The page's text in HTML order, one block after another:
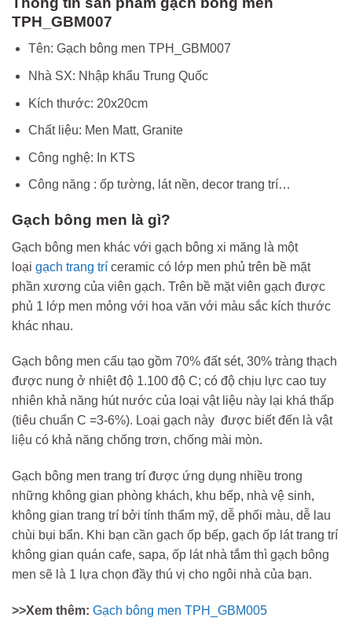
TPH_GBM007
Tên: Gạch bông men TPH_GBM007
Nhà SX: Nhập khẩu Trung Quốc
Kích thước: 20x20cm
Chất liệu: Men Matt, Granite
Công nghệ: In KTS
Công năng : ốp tường, lát nền, decor trang trí…
Gạch bông men là gì?
Gạch bông men khác với gạch bông xi măng là một
loại gạch trang trí ceramic có lớp men phủ trên bề mặt
phần xương của viên gạch. Trên bề mặt viên gạch được
phủ 1 lớp men mỏng với hoa văn với màu sắc kích thước
khác nhau.
Gạch bông men cấu tạo gồm 70% đất sét, 30% tràng thạch
được nung ở nhiệt độ 1.100 độ C; có độ chịu lực cao tuy
nhiên khả năng hút nước của loại vật liệu này lại khá thấp
(tiêu chuẩn C =3-6%). Loại gạch này được biết đến là vật
liệu có khả năng chống trơn, chống mài mòn.
Gạch bông men trang trí được ứng dụng nhiều trong
những không gian phòng khách, khu bếp, nhà vệ sinh,
không gian trang trí bởi tính thẩm mỹ, dễ phối màu, dễ lau
chùi bụi bẩn. Khi bạn cần gạch ốp bếp, gạch ốp lát trang trí
không gian quán cafe, sapa, ốp lát nhà tắm thì gạch bông
men sẽ là 1 lựa chọn đầy thú vị cho ngôi nhà của bạn.
>>Xem thêm: Gạch bông men TPH_GBM005